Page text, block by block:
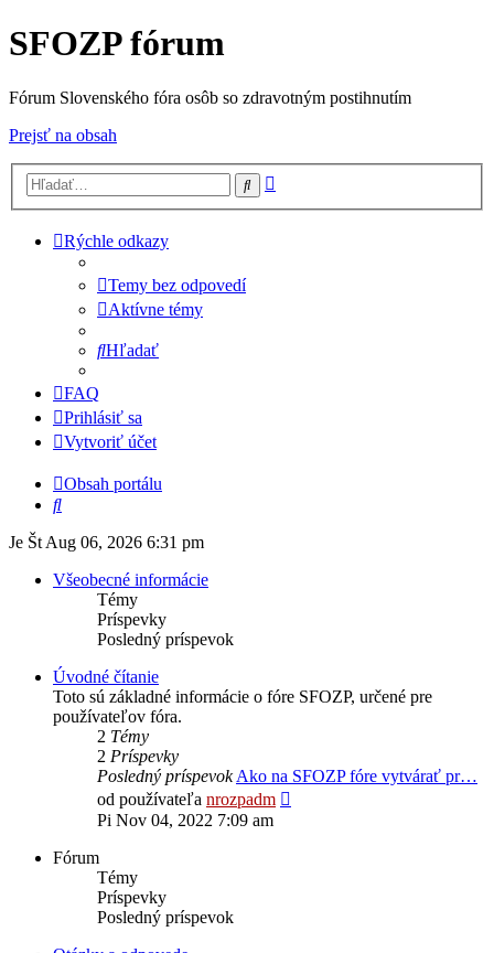
SFOZP fórum
Fórum Slovenského fóra osôb so zdravotným postihnutím
Prejsť na obsah
Hľadať
Rýchle odkazy
Temy bez odpovedí
Aktívne témy
Hľadať
FAQ
Prihlásiť sa
Vytvoriť účet
Obsah portálu
Hľadať
Je Št Aug 06, 2026 6:31 pm
Všeobecné informácie
Témy
Príspevky
Posledný príspevok
Úvodné čítanie
Toto sú základné informácie o fóre SFOZP, určené pre
používateľov fóra.
2 Témy
2 Príspevky
Posledný príspevokAko na SFOZP fóre vytvárať pr…
od používateľa nrozpadm
Pi Nov 04, 2022 7:09 am
Fórum
Témy
Príspevky
Posledný príspevok